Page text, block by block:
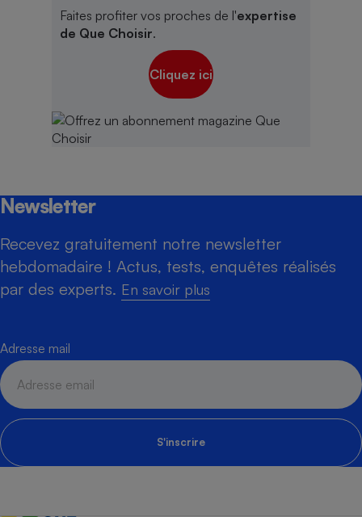
Faites profiter vos proches de l'expertise
de Que Choisir.
Cliquez ici
Newsletter
Recevez gratuitement notre newsletter
hebdomadaire ! Actus, tests, enquêtes réalisés
par des experts. En savoir plus
Adresse mail
S'inscrire